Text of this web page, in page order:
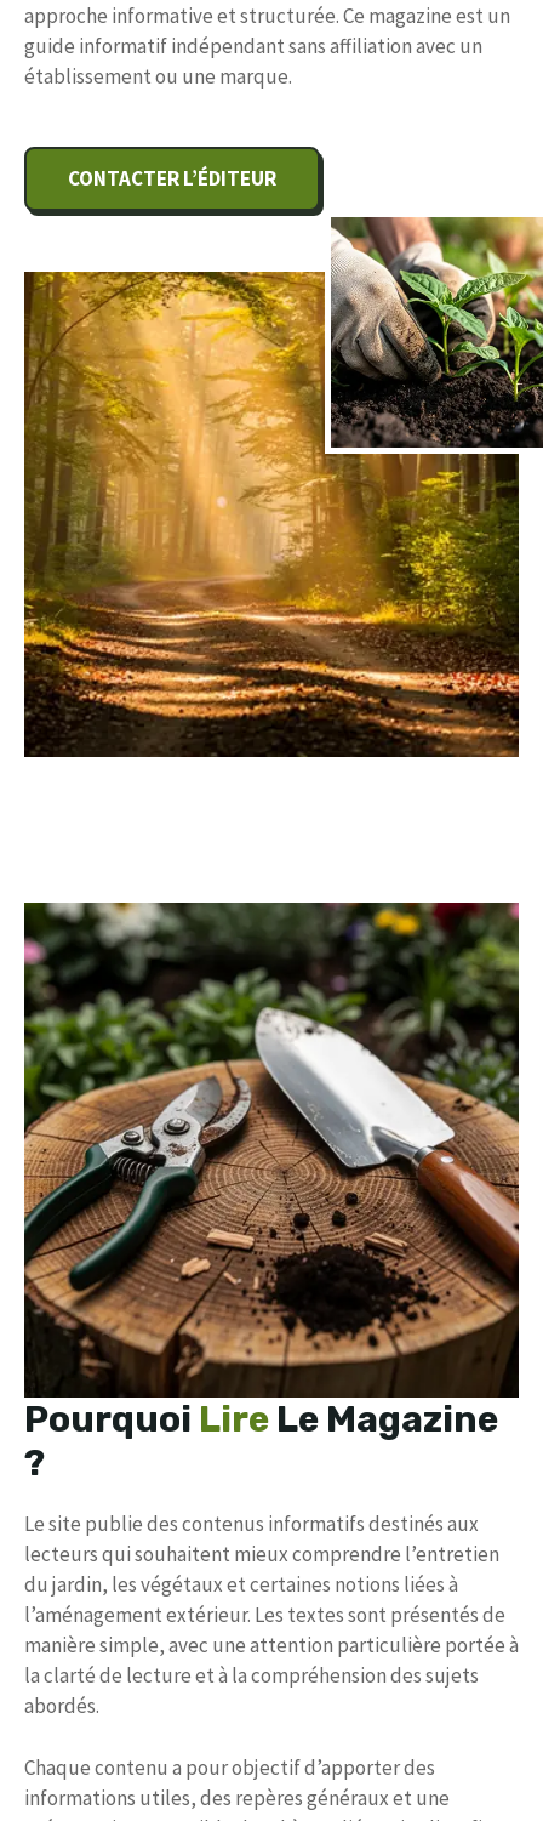
approche informative et structurée. Ce magazine est un
guide informatif indépendant sans affiliation avec un
établissement ou une marque.
CONTACTER L’ÉDITEUR
Pourquoi Lire Le Magazine
?
Le site publie des contenus informatifs destinés aux
lecteurs qui souhaitent mieux comprendre l’entretien
du jardin, les végétaux et certaines notions liées à
l’aménagement extérieur. Les textes sont présentés de
manière simple, avec une attention particulière portée à
la clarté de lecture et à la compréhension des sujets
abordés.
Chaque contenu a pour objectif d’apporter des
informations utiles, des repères généraux et une